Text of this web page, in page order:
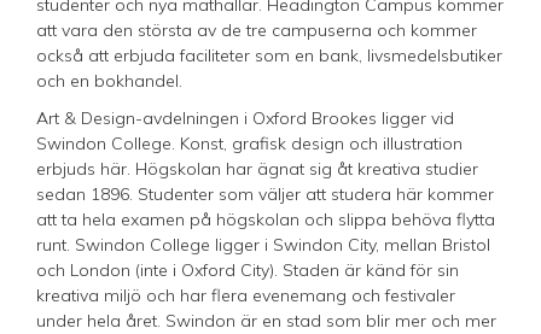
studenter och nya mathallar. Headington Campus kommer
att vara den största av de tre campuserna och kommer
också att erbjuda faciliteter som en bank, livsmedelsbutiker
och en bokhandel.
Art & Design-avdelningen i Oxford Brookes ligger vid
Swindon College. Konst, grafisk design och illustration
erbjuds här. Högskolan har ägnat sig åt kreativa studier
sedan 1896. Studenter som väljer att studera här kommer
att ta hela examen på högskolan och slippa behöva flytta
runt. Swindon College ligger i Swindon City, mellan Bristol
och London (inte i Oxford City). Staden är känd för sin
kreativa miljö och har flera evenemang och festivaler
under hela året. Swindon är en stad som blir mer och mer